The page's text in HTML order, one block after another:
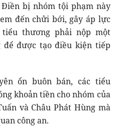
bị nhóm tội phạm này
đến chửi bới, gây áp lực
thương phải nộp một
để được tạo điều kiện tiếp
ổn buôn bán, các tiểu
khoản tiền cho nhóm của
và Châu Phát Hùng mà
công an.